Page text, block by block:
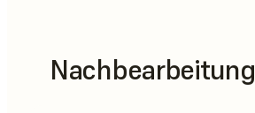
Nachbearbeitung